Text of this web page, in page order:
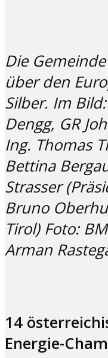
Die
über den
Silber. Im
Dengg, GR
Ing. Thomas
Bettina
Strasser
Bruno
Tirol) Foto:
Arman
14
Energie-